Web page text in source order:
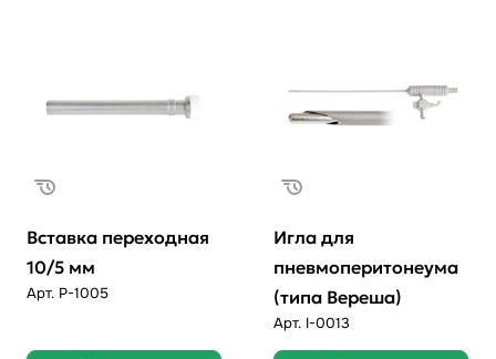
Вставка переходная
10/5 мм
Арт. P-1005
Игла для
пневмоперитонеума
(типа Вереша)
Арт. I-0013